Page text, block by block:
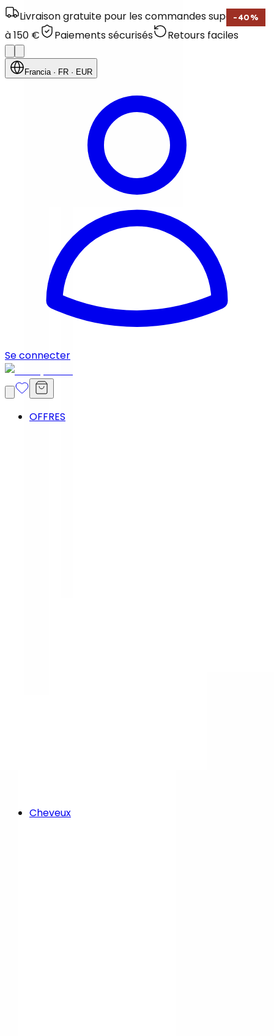
Livraison gratuite pour les commandes supérieures
à 150 €
Paiements sécurisés Retours faciles
Francia· FR · EUR
Se connecter
OFFRES
Cheveux
- 40 %